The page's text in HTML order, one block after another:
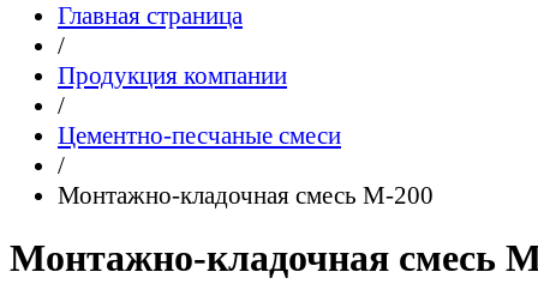
Главная страница
/
Продукция компании
/
Цементно-песчаные смеси
/
Монтажно-кладочная смесь М-200
Монтажно-кладочная смесь